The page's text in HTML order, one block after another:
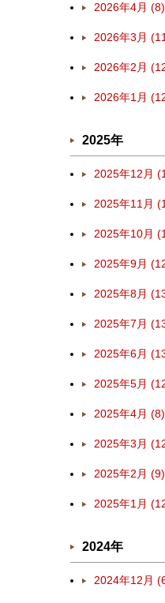
2026年4月 (8)
2026年3月
2026年2月
2026年1月
2025年
2025年12月
2025年11月
2025年10月
2025年9月
2025年8月
2025年7月
2025年6月
2025年5月
2025年4月 (8)
2025年3月
2025年2月 (9)
2025年1月
2024年
2024年12月